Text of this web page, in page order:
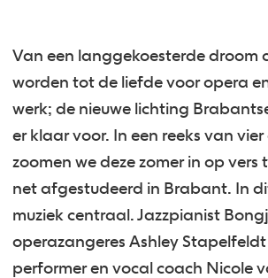
Van een langgekoesterde droom
worden tot de liefde voor opera
werk; de nieuwe lichting
er klaar voor. In een reeks van
zoomen we deze zomer in op vers
net afgestudeerd in Brabant. In
muziek centraal. Jazzpianist
operazangeres Ashley Stapelfeldt
performer en vocal coach Nicole